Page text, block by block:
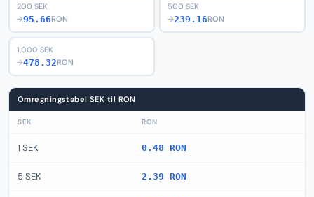
200 SEK
→95.66RON
500 SEK
→239.16RON
1,000 SEK
→478.32RON
Omregningstabel SEK til RON
SEK RON
1 SEK 0.48 RON
5 SEK 2.39 RON